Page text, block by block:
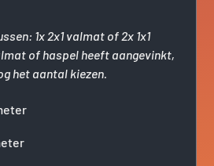
1x 2x1 valmat of 2x 1x1
of haspel heeft aangevinkt,
het aantal kiezen.